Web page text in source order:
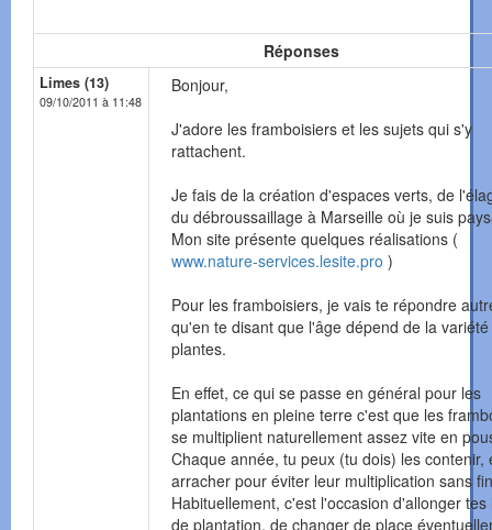
Réponses
Limes (13)
09/10/2011 à 11:48
Bonjour,
J'adore les framboisiers et les sujets qui s'y
rattachent.
Je fais de la création d'espaces verts, de
du débroussaillage à Marseille où je suis
Mon site présente quelques réalisations (
www.nature-services.lesite.pro )
Pour les framboisiers, je vais te répondre
qu'en te disant que l'âge dépend de la
plantes.
En effet, ce qui se passe en général pour les
plantations en pleine terre c'est que les
se multiplient naturellement assez vite en
Chaque année, tu peux (tu dois) les contenir,
arracher pour éviter leur multiplication sans
Habituellement, c'est l'occasion d'allonger tes
de plantation, de changer de place